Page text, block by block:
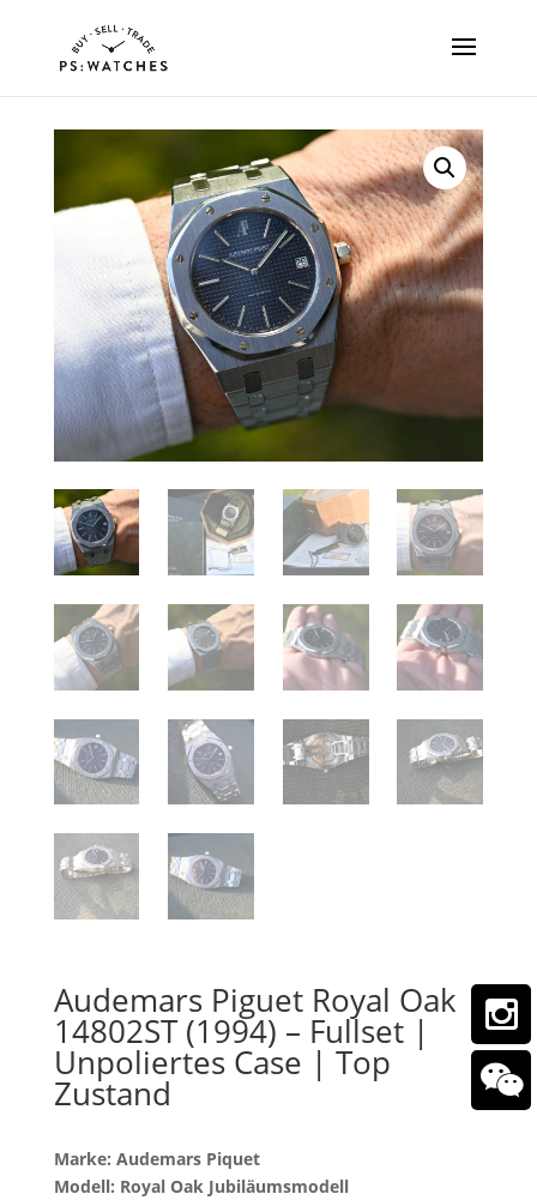
Audemars Piguet Royal Oak
14802ST (1994) – Fullset |
Unpoliertes Case | Top
Zustand
Marke: Audemars Piquet
Modell: Royal Oak Jubiläumsmodell